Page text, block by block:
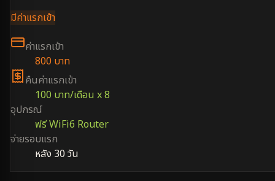
มีค่าแรกเข้า
ค่าแรกเข้า
800 บาท
คืนค่าแรกเข้า
100 บาท/เดือน x 8
อุปกรณ์
ฟรี WiFi6 Router
จ่ายรอบแรก
หลัง 30 วัน